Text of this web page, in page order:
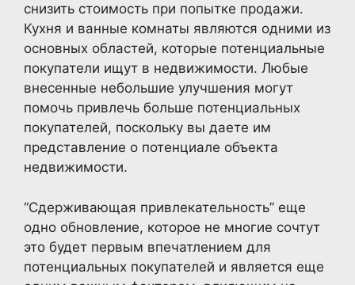
снизить стоимость при попытке продажи.
Кухня и ванные комнаты являются одними из
основных областей, которые потенциальные
покупатели ищут в недвижимости. Любые
внесенные небольшие улучшения могут
помочь привлечь больше потенциальных
покупателей, поскольку вы даете им
представление о потенциале объекта
недвижимости.
“Сдерживающая привлекательность” еще
одно обновление, которое не многие сочтут
это будет первым впечатлением для
потенциальных покупателей и является еще